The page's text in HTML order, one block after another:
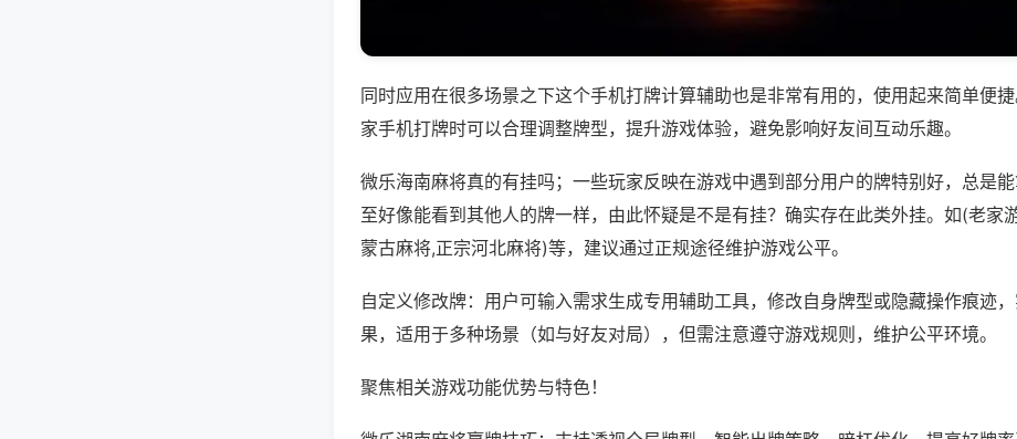
同时应用在很多场景之下这个手机打牌计算辅助也是非常有用的，使用起来简单便
家手机打牌时可以合理调整牌型，提升游戏体验，避免影响好友间互动乐趣。
微乐海南麻将真的有挂吗；一些玩家反映在游戏中遇到部分用户的牌特别好，总是
至好像能看到其他人的牌一样，由此怀疑是不是有挂？确实存在此类外挂。如(老家
蒙古麻将,正宗河北麻将)等，建议通过正规途径维护游戏公平。
自定义修改牌：用户可输入需求生成专用辅助工具，修改自身牌型或隐藏操作痕迹，
果，适用于多种场景（如与好友对局），但需注意遵守游戏规则，维护公平环境。
聚焦相关游戏功能优势与特色！